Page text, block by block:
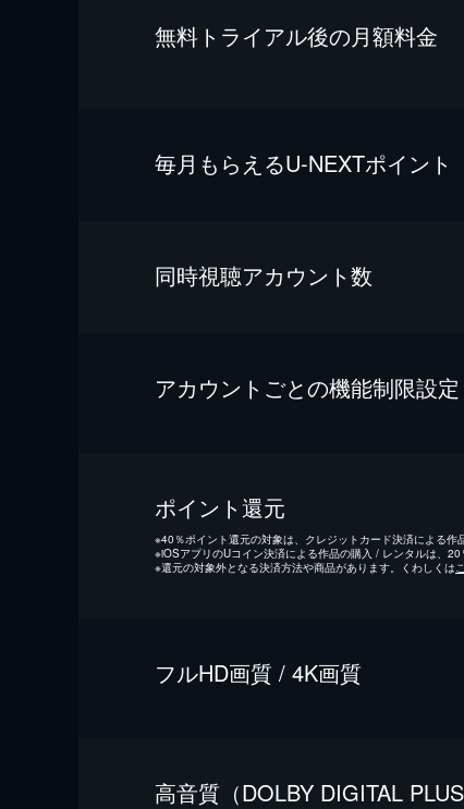
無料トライアル後の⽉額料金
毎⽉もらえるU-NEXTポイント
同時視聴アカウント数
アカウントごとの機能制限設定
ポイント還元
※40％ポイント還元の対象は、クレジットカード決済による作
※iOSアプリのUコイン決済による作品の購入 / レンタルは、20
※還元の対象外となる決済方法や商品があります。くわしくは
フルHD画質 / 4K画質
⾼⾳質（DOLBY DIGITAL PLUS